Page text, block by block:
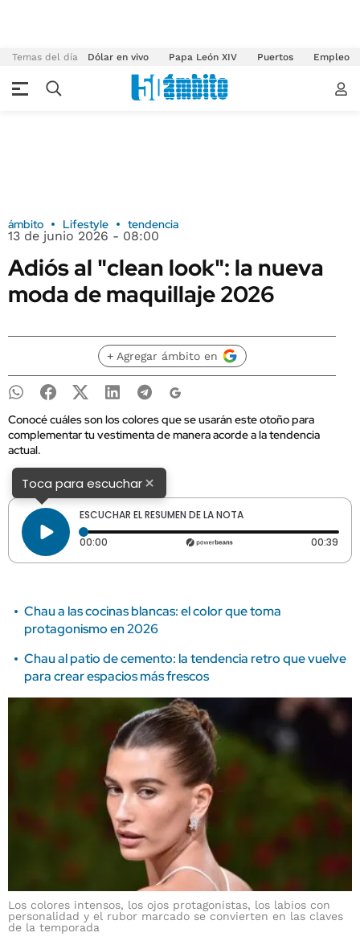
Temas del día Dólar en vivo Papa León XIV Puertos Empleo
ámbito Lifestyle tendencia
13 de junio 2026 - 08:00
Adiós al "clean look": la nueva
moda de maquillaje 2026
+ Agregar ámbito en
Conocé cuáles son los colores que se usarán este otoño para
complementar tu vestimenta de manera acorde a la tendencia
actual.
Toca para escuchar×
ESCUCHAR EL RESUMEN DE LA NOTA
00:00 Tiempo transcurrido: 0 segundos 00:39
Chau a las cocinas blancas: el color que toma
protagonismo en 2026
Chau al patio de cemento: la tendencia retro que vuelve
para crear espacios más frescos
Los colores intensos, los ojos protagonistas, los labios con
personalidad y el rubor marcado se convierten en las claves
de la temporada